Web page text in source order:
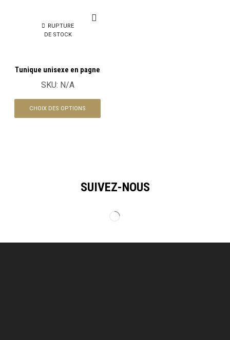
RUPTURE
DE STOCK
Tunique unisexe en pagne
africain en Wax FSW-23-0009
SKU: N/A
CHOIX DES OPTIONS
SUIVEZ-NOUS